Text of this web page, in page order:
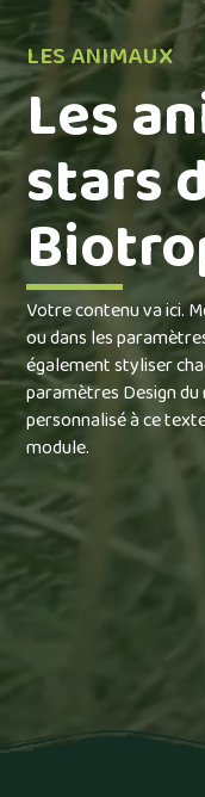
LES ANIMAUX
Les
stars
Votre contenu va ici.
ou dans les
également styliser
paramètres Design
personnalisé à ce
module.